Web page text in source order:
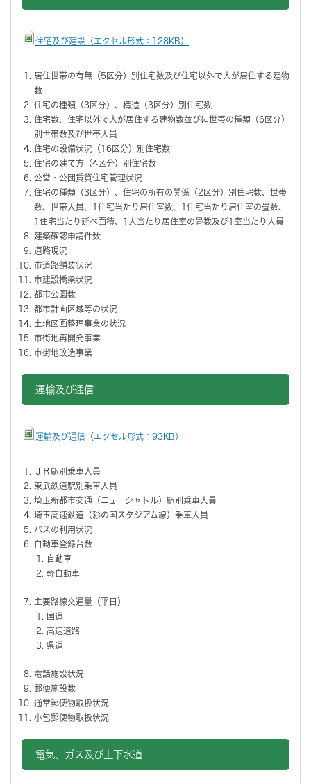
住宅及び建設（エクセル形式：128KB）
居住世帯の有無（5区分）別住宅数及び住宅以外で人が居住する建物
数
住宅の種類（3区分）、構造（3区分）別住宅数
住宅数、住宅以外で人が居住する建物数並びに世帯の種類（6区分）
別世帯数及び世帯人員
住宅の設備状況（16区分）別住宅数
住宅の建て方（4区分）別住宅数
公営・公団賃貸住宅管理状況
住宅の種類（3区分）、住宅の所有の関係（2区分）別住宅数、世帯
数、世帯人員、1住宅当たり居住室数、1住宅当たり居住室の畳数、
1住宅当たり延べ面積、1人当たり居住室の畳数及び1室当たり人員
建築確認申請件数
道路現況
市道路舗装状況
市建設橋梁状況
都市公園数
都市計画区域等の状況
土地区画整理事業の状況
市街地再開発事業
市街地改造事業
運輸及び通信
運輸及び通信（エクセル形式：93KB）
ＪＲ駅別乗車人員
東武鉄道駅別乗車人員
埼玉新都市交通（ニューシャトル）駅別乗車人員
埼玉高速鉄道（彩の国スタジアム線）乗車人員
バスの利用状況
自動車登録台数
自動車
軽自動車
主要路線交通量（平日）
国道
高速道路
県道
電話施設状況
郵便施設数
通常郵便物取扱状況
小包郵便物取扱状況
電気、ガス及び上下水道